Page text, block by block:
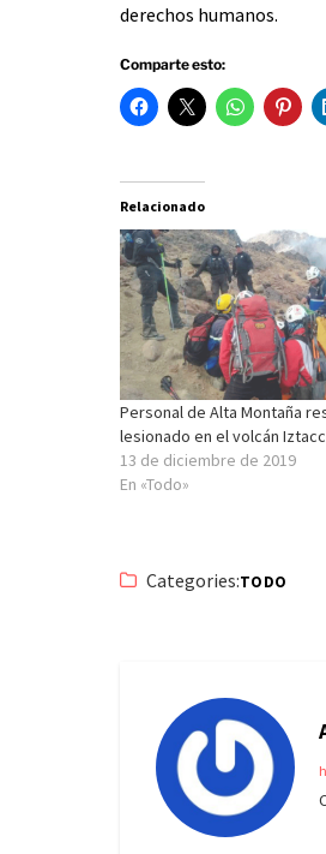
derechos humanos.
Comparte esto:
Relacionado
Personal de Alta Montaña
lesionado en el volcán
13 de diciembre de 2019
En «Todo»
Categories:TODO